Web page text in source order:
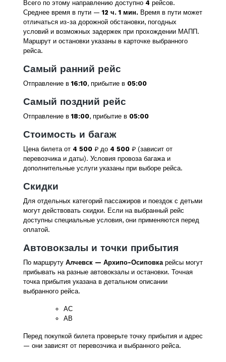
Всего по этому направлению доступно 4 рейсов.
Среднее время в пути —12 ч. 1 мин. Время в пути может
отличаться из-за дорожной обстановки, погодных
условий и возможных задержек при прохождении МАПП.
Маршрут и остановки указаны в карточке выбранного
рейса.
Самый ранний рейс
Отправление в16:10, прибытие в 05:00
Самый поздний рейс
Отправление в18:00, прибытие в 05:00
Стоимость и багаж
Цена билета от 4 500 ₽ до 4 500 ₽ (зависит от
перевозчика и даты). Условия провоза багажа и
дополнительные услуги указаны при выборе рейса.
Скидки
Для отдельных категорий пассажиров и поездок с детьми
могут действовать скидки. Если на выбранный рейс
доступны специальные условия, они применяются перед
оплатой.
Автовокзалы и точки прибытия
По маршруту Алчевск — Архипо-Осиповкарейсы могут
прибывать на разные автовокзалы и остановки. Точная
точка прибытия указана в детальном описании
выбранного рейса.
АС
АВ
Перед покупкой билета проверьте точку прибытия и адрес
— они зависят от перевозчика и выбранного рейса.